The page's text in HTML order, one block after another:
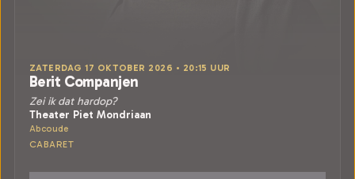
ZATERDAG 17 OKTOBER 2026 • 20:15 UUR
Berit Companjen
Zei ik dat hardop?
Theater Piet Mondriaan
Abcoude
CABARET